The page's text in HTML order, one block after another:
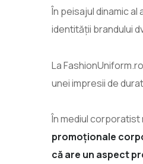
În peisajul dinamic
identității brandului
La
unei impresii de
În mediul corporatist
promoționale
că are un aspect